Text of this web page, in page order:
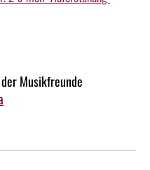
Musikfreunde